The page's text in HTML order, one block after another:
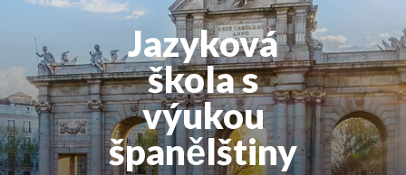
Jazyková
škola s
výukou
španělštiny